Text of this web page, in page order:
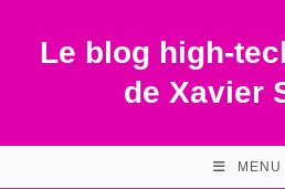
contentLe blog high-
de Xavier
MENU